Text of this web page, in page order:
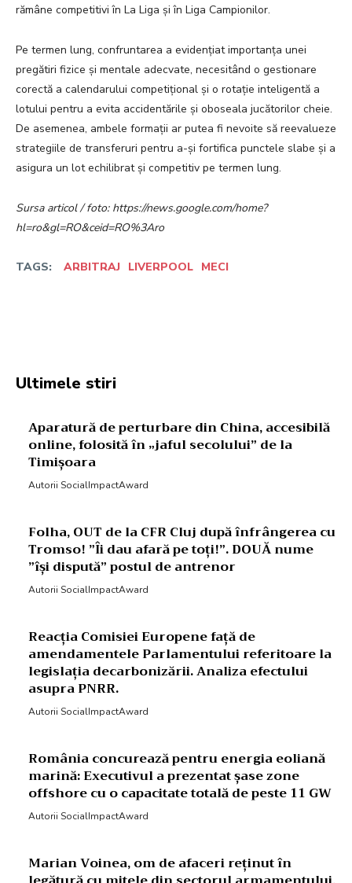
rămâne competitivi în La Liga și în Liga Campionilor.
Pe termen lung, confruntarea a evidențiat importanța unei
pregătiri fizice și mentale adecvate, necesitând o gestionare
corectă a calendarului competițional și o rotație inteligentă a
lotului pentru a evita accidentările și oboseala jucătorilor cheie.
De asemenea, ambele formații ar putea fi nevoite să reevalueze
strategiile de transferuri pentru a-și fortifica punctele slabe și a
asigura un lot echilibrat și competitiv pe termen lung.
Sursa articol / foto: https://news.google.com/home?
hl=ro&gl=RO&ceid=RO%3Aro
TAGS: ARBITRAJ LIVERPOOL MECI
Ultimele stiri
Aparatură de perturbare din China, accesibilă
online, folosită în „jaful secolului” de la
Timișoara
Autorii SocialImpactAward
Folha, OUT de la CFR Cluj după înfrângerea cu
Tromso! ”Îi dau afară pe toți!”. DOUĂ nume
”își dispută” postul de antrenor
Autorii SocialImpactAward
Reacția Comisiei Europene față de
amendamentele Parlamentului referitoare la
legislația decarbonizării. Analiza efectului
asupra PNRR.
Autorii SocialImpactAward
România concurează pentru energia eoliană
marină: Executivul a prezentat șase zone
offshore cu o capacitate totală de peste 11 GW
Autorii SocialImpactAward
Marian Voinea, om de afaceri reținut în